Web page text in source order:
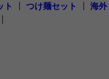
ト つけ麺セット
海外